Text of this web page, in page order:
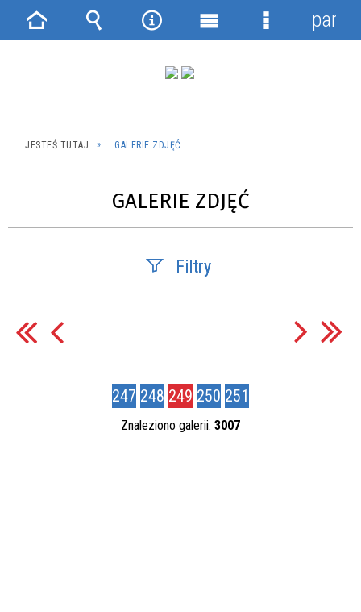
JESTEŚ TUTAJ GALERIE ZDJĘĆ
GALERIE ZDJĘĆ
Filtry
247 248 249 250 251
Znaleziono galerii: 3007
Strona Wyszukiwarka
NarzędziaMenu
Menu
panel